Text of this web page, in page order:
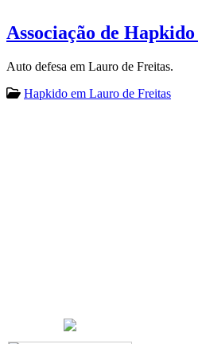
Associação de
Auto defesa em Lauro de Freitas.
Hapkido em Lauro de Freitas